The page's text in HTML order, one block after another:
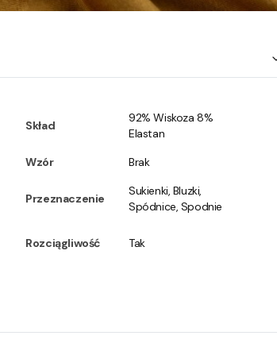
Skład
92% Wiskoza 8%
Elastan
Wzór Brak
Przeznaczenie
Sukienki, Bluzki,
Spódnice, Spodnie
Rozciągliwość Tak